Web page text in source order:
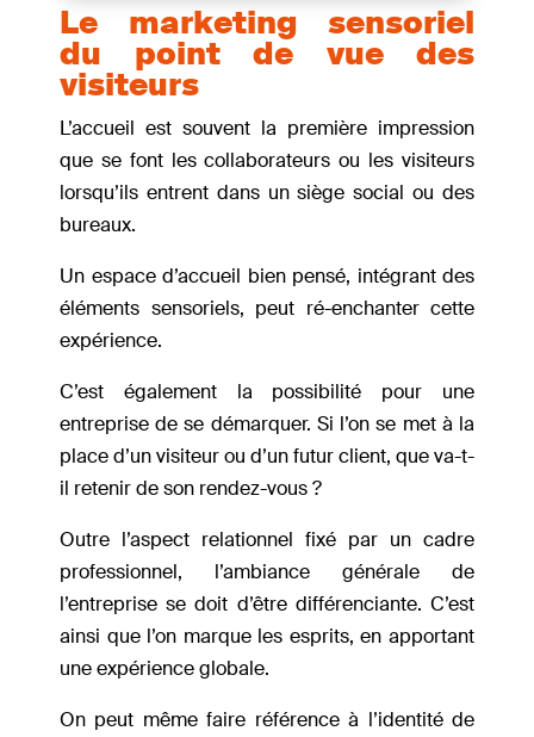
Le marketing sensoriel
du point de vue des
visiteurs
L’accueil est souvent la première impression
que se font les collaborateurs ou les visiteurs
lorsqu’ils entrent dans un siège social ou des
bureaux.
Un espace d’accueil bien pensé, intégrant des
éléments sensoriels, peut ré-enchanter cette
expérience.
C’est également la possibilité pour une
entreprise de se démarquer. Si l’on se met à la
place d’un visiteur ou d’un futur client, que va-t-
il retenir de son rendez-vous ?
Outre l’aspect relationnel fixé par un cadre
professionnel, l’ambiance générale de
l’entreprise se doit d’être différenciante. C’est
ainsi que l’on marque les esprits, en apportant
une expérience globale.
On peut même faire référence à l’identité de